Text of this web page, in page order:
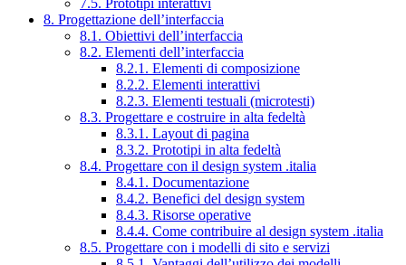
8. Progettazione dell’interfaccia
8.1. Obiettivi dell’interfaccia
8.2. Elementi dell’interfaccia
8.2.1. Elementi di composizione
8.2.2. Elementi interattivi
8.2.3. Elementi testuali (microtesti)
8.3. Progettare e costruire in alta fedeltà
8.3.1. Layout di pagina
8.3.2. Prototipi in alta fedeltà
8.4. Progettare con il design system .italia
8.4.1. Documentazione
8.4.2. Benefici del design system
8.4.3. Risorse operative
8.4.4. Come contribuire al design system .italia
8.5. Progettare con i modelli di sito e servizi